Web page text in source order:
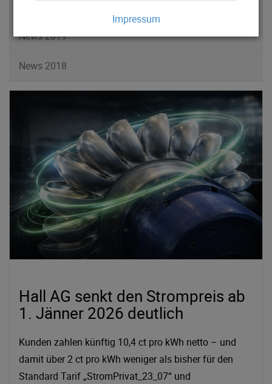
Hall AG senkt den Strompreis ab
1. Jänner 2026 deutlich
Kunden zahlen künftig 10,4 ct pro kWh netto – und
damit über 2 ct pro kWh weniger als bisher für den
Standard Tarif „StromPrivat_23_07“ und
News 2019
News 2018
Impressum